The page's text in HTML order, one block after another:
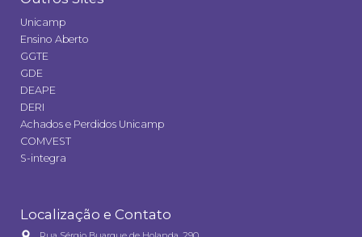
Unicamp
Ensino Aberto
GGTE
GDE
DEAPE
DERI
Achados e Perdidos Unicamp
COMVEST
S-integra
Localização e Contato